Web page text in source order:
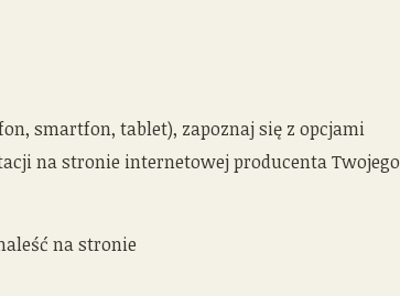
smartfon, tablet), zapoznaj się z opcjami
na stronie internetowej producenta Twojego
na stronie